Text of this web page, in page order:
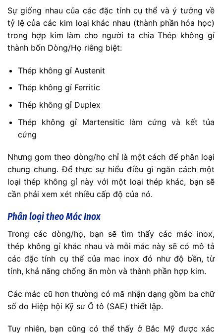
Sự giống nhau của các đặc tính cụ thể và ý tưởng về
tỷ lệ của các kim loại khác nhau (thành phần hóa học)
trong hợp kim làm cho người ta chia Thép không gỉ
thành bốn Dòng/Họ riêng biệt:
Thép không gỉ Austenit
Thép không gỉ Ferritic
Thép không gỉ Duplex
Thép không gỉ Martensitic làm cứng và kết tủa
cứng
Nhưng gom theo dòng/họ chỉ là một cách để phân loại
chung chung. Để thực sự hiểu điều gì ngăn cách một
loại thép không gỉ này với một loại thép khác, bạn sẽ
cần phải xem xét nhiều cấp độ của nó.
Phân loại theo Mác Inox
Trong các dòng/họ, bạn sẽ tìm thấy các mác inox,
thép không gỉ khác nhau và mỗi mác này sẽ có mô tả
các đặc tính cụ thể của mac inox đó như độ bền, từ
tính, khả năng chống ăn mòn và thành phần hợp kim.
Các mác cũ hơn thường có mã nhận dạng gồm ba chữ
số do Hiệp hội Kỹ sư Ô tô (SAE) thiết lập.
Tuy nhiên, bạn cũng có thể thấy ở Bắc Mỹ được xác